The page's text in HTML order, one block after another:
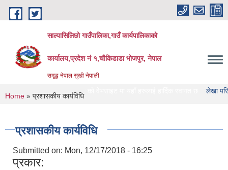
Skip to main content
साल्पासिलिछो गाउँपालिका,गाउँ कार्यपालिकाको
कार्यालय,प्रदेश नं १,चौकिडाडा भोजपुर, नेपाल
समृद्ध नेपाल सुखी नेपाली
गाउँपालिका को वेभसाइट मा यहाँ हरुलाई हार्दिक स्वागत छ लेखा परिक्षण गर्ने
You are here
Home » प्रशासकीय कार्यविधि
प्रशासकीय कार्यविधि
Submitted on: Mon, 12/17/2018 - 16:25
प्रकार: